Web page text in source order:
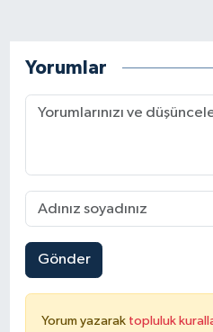
Yorumlar
Gönder
Yorum yazarak topluluk